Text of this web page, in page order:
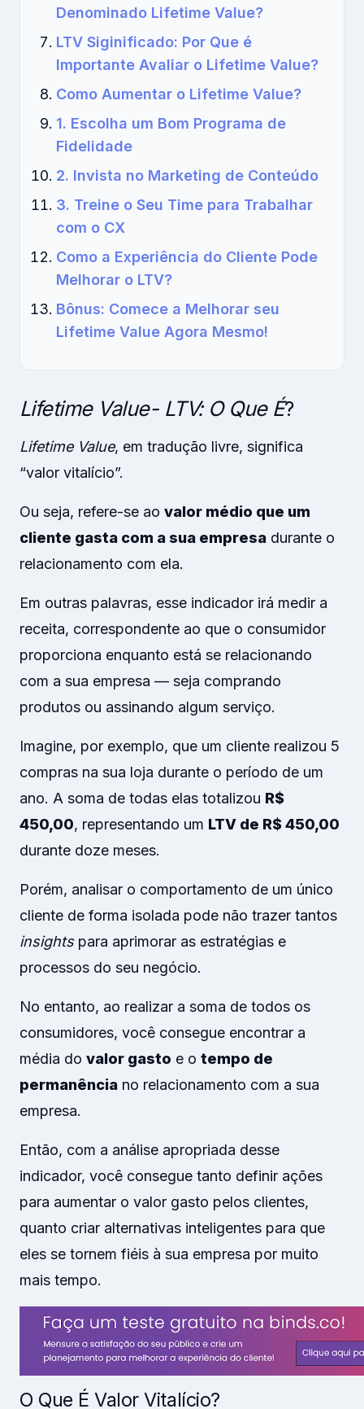
Denominado Lifetime Value?
LTV Siginificado: Por Que é
Importante Avaliar o Lifetime Value?
Como Aumentar o Lifetime Value?
1. Escolha um Bom Programa de
Fidelidade
2. Invista no Marketing de Conteúdo
3. Treine o Seu Time para Trabalhar
com o CX
Como a Experiência do Cliente Pode
Melhorar o LTV?
Bônus: Comece a Melhorar seu
Lifetime Value Agora Mesmo!
Lifetime Value- LTV: O Que É?
Lifetime Value, em tradução livre, significa
“valor vitalício”.
Ou seja, refere-se ao valor médio que um
cliente gasta com a sua empresa durante o
relacionamento com ela.
Em outras palavras, esse indicador irá medir a
receita, correspondente ao que o consumidor
proporciona enquanto está se relacionando
com a sua empresa — seja comprando
produtos ou assinando algum serviço.
Imagine, por exemplo, que um cliente realizou 5
compras na sua loja durante o período de um
ano. A soma de todas elas totalizou R$
450,00, representando um LTV de R$ 450,00
durante doze meses.
Porém, analisar o comportamento de um único
cliente de forma isolada pode não trazer tantos
insights para aprimorar as estratégias e
processos do seu negócio.
No entanto, ao realizar a soma de todos os
consumidores, você consegue encontrar a
média do valor gasto e o tempo de
permanência no relacionamento com a sua
empresa.
Então, com a análise apropriada desse
indicador, você consegue tanto definir ações
para aumentar o valor gasto pelos clientes,
quanto criar alternativas inteligentes para que
eles se tornem fiéis à sua empresa por muito
mais tempo.
O Que É Valor Vitalício?